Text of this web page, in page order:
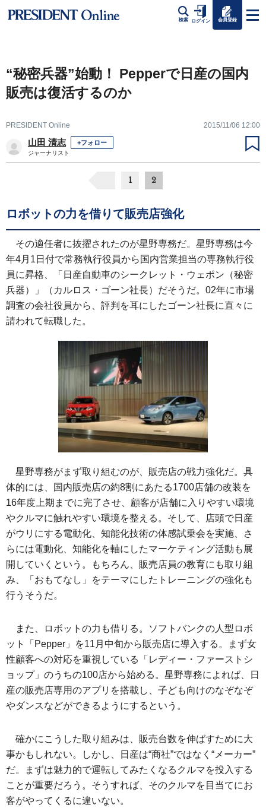
検索 ログイン 会員登録
“秘密兵器”始動！ Pepperで日産の国内
販売は復活するのか
PRESIDENT Online 2015/11/06 12:00
山田 清志 +フォロー
ジャーナリスト
1 2
ロボットの力を借りて販売店強化
その適任者に抜擢されたのが星野専務だ。星野専務は今
年4月1日付で常務執行役員から国内営業担当の専務執行役
員に昇格、「日産自動車のシークレット・ウェポン（秘密
兵器）」（カルロス・ゴーン社長）だそうだ。02年に市場
調査の会社役員から、評判を耳にしたゴーン社長に直々に
請われて転職した。
星野専務がまず取り組むのが、販売店の戦力強化だ。具
体的には、国内販売店の約8割にあたる1700店舗の改装を
16年度上期までに完了させ、顧客が店舗に入りやすい環境
やクルマに触れやすい環境を整える。そして、店頭で日産
がウリにする電動化、知能化技術の体感試乗会を実施、さ
らには電動化、知能化を軸にしたマーケティング活動も展
開していくという。もちろん、販売店員の教育にも取り組
み、「おもてなし」をテーマにしたトレーニングの強化も
行うそうだ。
また、ロボットの力も借りる。ソフトバンクの人型ロボ
ット「Pepper」を11月中旬から販売店に導入する。まず女
性顧客への対応を重視している「レディー・ファーストシ
ョップ」のうちの100店から始める。星野専務によれば、日
産の販売店専用のアプリを搭載し、子ども向けのなぞなぞ
やダンスなどができるようにするという。
確かにこうした取り組みは、販売台数を伸ばすために大
事かもしれない。しかし、日産は“商社”ではなく“メーカー”
だ。まずは魅力的で運転してみたくなるクルマを投入する
ことが重要だろう。そうすれば、そのクルマを目当てにお
客がやってくるに違いない。